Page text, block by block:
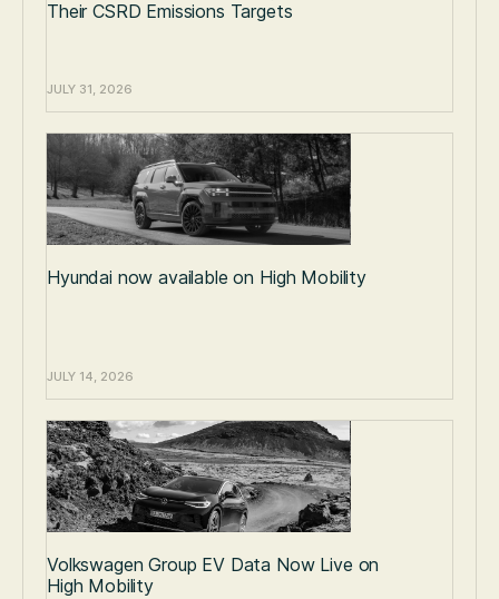
Their CSRD Emissions Targets
JULY 31, 2026
Hyundai now available on High Mobility
JULY 14, 2026
Volkswagen Group EV Data Now Live on
High Mobility